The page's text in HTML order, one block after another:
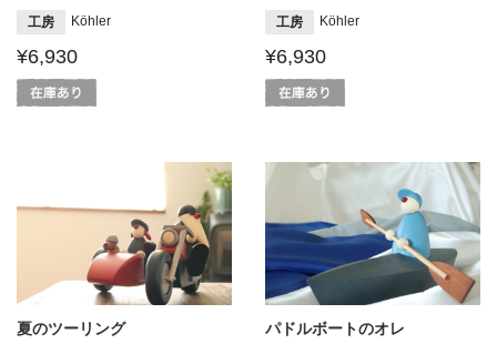
工房 Köhler
¥6,930
工房 Köhler
¥6,930
夏のツーリング パドルボートのオレ